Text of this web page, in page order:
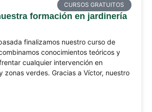
CURSOS GRATUITOS
formación en jardinería
finalizamos nuestro curso de
conocimientos teóricos y
cualquier intervención en
zonas verdes. Gracias a Víctor, nuestro